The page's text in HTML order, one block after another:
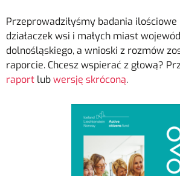
Przeprowadziłyśmy badania
działaczek wsi i małych miast
dolnośląskiego, a wnioski z rozmów
raporcie. Chcesz wspierać z głową?
raport lubwersję skróconą.